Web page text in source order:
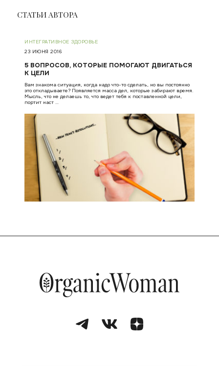
СТАТЬИ АВТОРА
ИНТЕГРАТИВНОЕ ЗДОРОВЬЕ
23 ИЮНЯ 2016
5 ВОПРОСОВ, КОТОРЫЕ ПОМОГАЮТ ДВИГАТЬСЯ
К ЦЕЛИ
Вам знакома ситуация, когда надо что-то сделать, но вы постоянно
это откладываете? Появляется масса дел, которые забирают время.
Мысль, что не делаешь то, что ведет тебя к поставленной цели,
портит наст …